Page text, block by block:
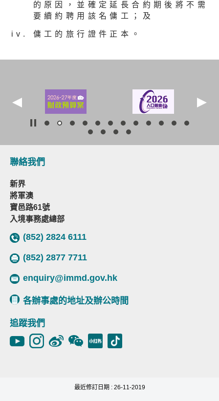
的原因，並確定延長合約期後將不需
要續約聘用該名傭工；及
傭工的旅行證件正本。
聯絡我們
新界
將軍澳
寶邑路61號
入境事務處總部
(852) 2824 6111
(852) 2877 7711
enquiry@immd.gov.hk
各辦事處的地址及辦公時間
追蹤我們
最近修訂日期 : 26-11-2019